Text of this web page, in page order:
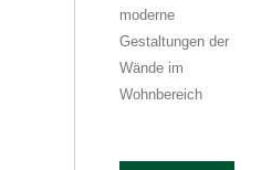
moderne
Gestaltungen der
Wände im
Wohnbereich